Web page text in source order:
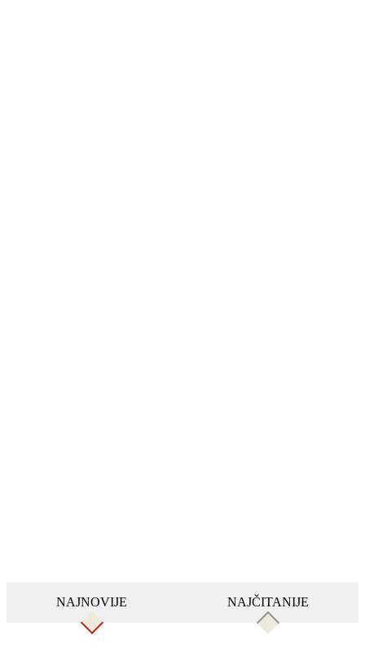
NAJNOVIJE NAJČITANIJE